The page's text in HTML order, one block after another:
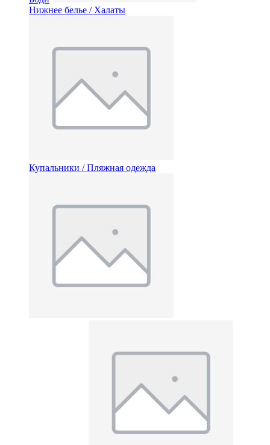
Нижнее белье / Халаты
Купальники / Пляжная одежда